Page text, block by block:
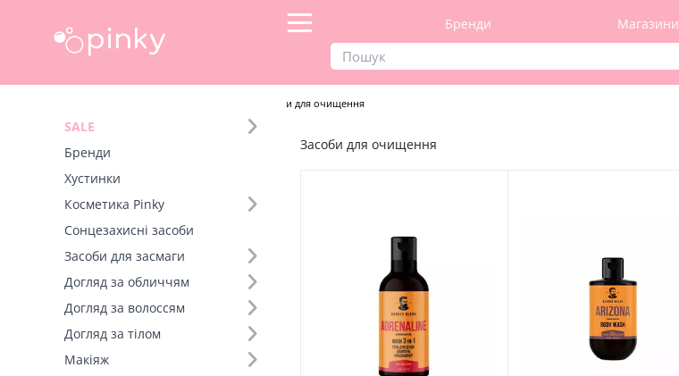
Бренди Магазини
SALE
Бренди
Хустинки
Косметика Pinky
Сонцезахисні засоби
Засоби для засмаги
Догляд за обличчям
Догляд за волоссям
Догляд за тілом
Макіяж
Засоби для очищення
Фільтр Засоби для очищення